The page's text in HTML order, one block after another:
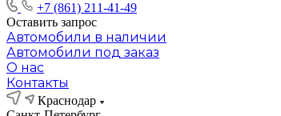
+7 (861) 211-41-49
Оставить запрос
Автомобили в наличии
Автомобили под заказ
О нас
Контакты
Краснодар